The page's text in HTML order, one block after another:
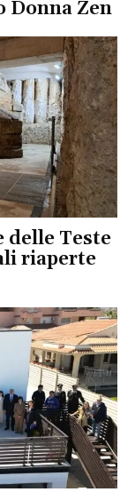
Donna Zen
delle Teste
riaperte